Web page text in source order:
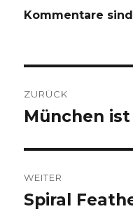
Kommentare
ZURÜCK
Vorheriger
München
WEITER
Nächster
Spiral